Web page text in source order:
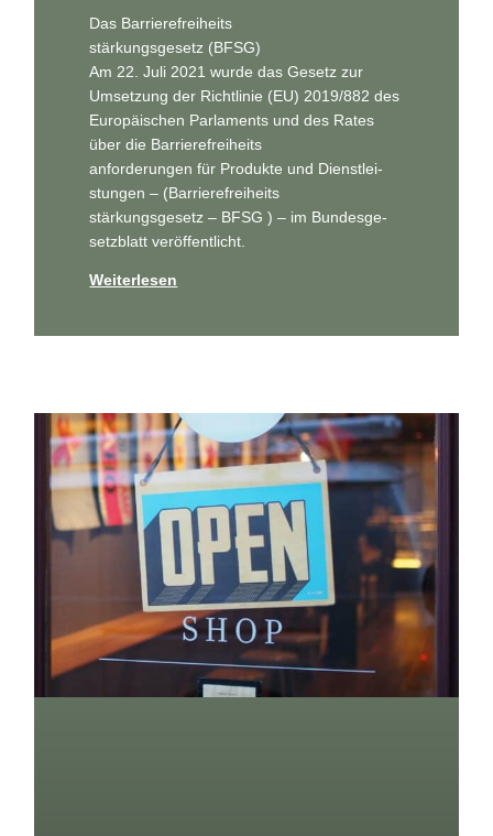
Das Bar­rie­re­frei­heits
stär­kungs­ge­setz (BFSG)
Am 22. Juli 2021 wur­de das Gesetz zur
Umset­zung der Richt­li­nie (EU) 2019/882 des
Euro­päi­schen Par­la­ments und des Rates
über die Bar­rie­re­frei­heits
anfor­de­run­gen für Pro­duk­te und Dienst­lei­
stun­gen – (Bar­rie­re­frei­heits
stär­kungs­ge­setz – BFSG ) – im Bun­des­ge­
setz­blatt veröffentlicht.
Weiterlesen